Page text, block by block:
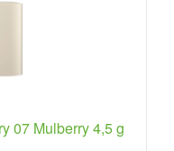
07 Mulberry 4,5 g